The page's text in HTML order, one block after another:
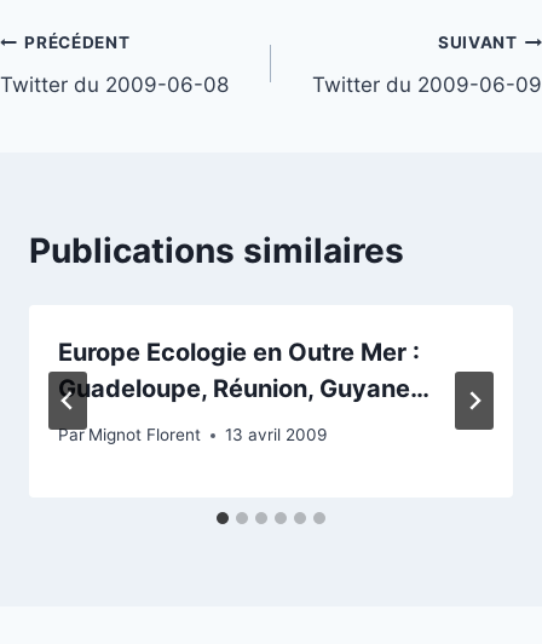
Navigation
de
PRÉCÉDENT
Twitter du 2009-06-08
SUIVANT
Twitter du 2009-06-09
Publications similaires
Europe Ecologie en Outre Mer :
Guadeloupe, Réunion, Guyane…
Par Mignot Florent 13 avril 2009